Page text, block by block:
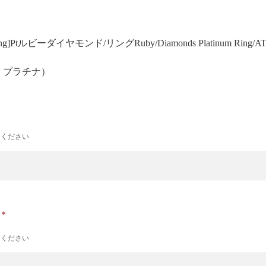
ルビーダイヤモンド/リングRuby/Diamonds Platinum Ring/
ラチナ）
ださい
ださい